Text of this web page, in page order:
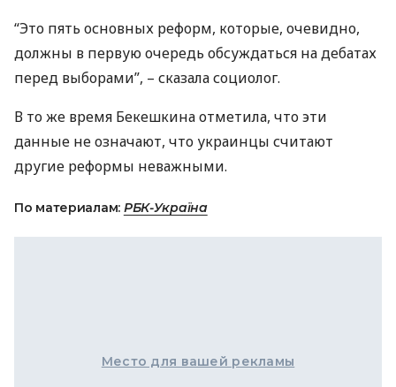
“Это пять основных реформ, которые, очевидно,
должны в первую очередь обсуждаться на дебатах
перед выборами”, – сказала социолог.
В то же время Бекешкина отметила, что эти
данные не означают, что украинцы считают
другие реформы неважными.
По материалам: РБК-Україна
Место для вашей рекламы